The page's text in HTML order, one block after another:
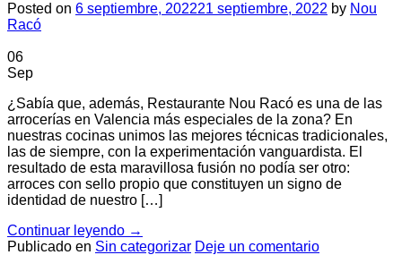
Posted on 6 septiembre, 202221 septiembre, 2022 by Nou
Racó
06
Sep
¿Sabía que, además, Restaurante Nou Racó es una de las
arrocerías en Valencia más especiales de la zona? En
nuestras cocinas unimos las mejores técnicas tradicionales,
las de siempre, con la experimentación vanguardista. El
resultado de esta maravillosa fusión no podía ser otro:
arroces con sello propio que constituyen un signo de
identidad de nuestro […]
Continuar leyendo →
Publicado en Sin categorizar Deje un comentario